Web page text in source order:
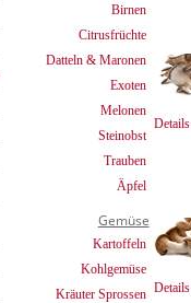
Birnen
Citrusfrüchte
Datteln & Maronen
Exoten
Melonen
Steinobst
Trauben
Äpfel
Gemüse
Kartoffeln
Kohlgemüse
Kräuter Sprossen
Details
Details